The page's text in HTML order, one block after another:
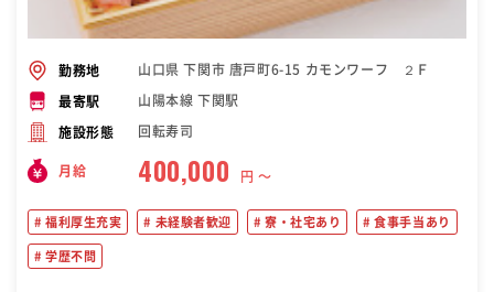
勤務地 山口県 下関市 唐戸町6-15 カモンワーフ ２Ｆ
最寄駅 山陽本線 下関駅
施設形態 回転寿司
月給 400,000 円 〜
福利厚生充実 未経験者歓迎 寮・社宅あり 食事手当あり
学歴不問